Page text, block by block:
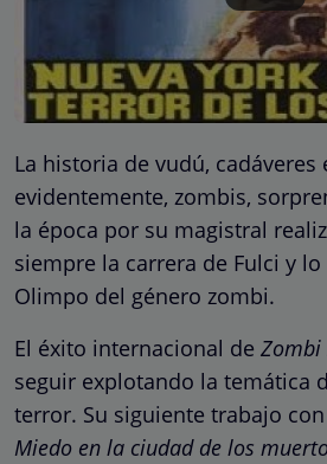
La historia de vudú, cadáveres
evidentemente, zombis,
la época por su magistral
siempre la carrera de Fulci y
Olimpo del género zombi.
El éxito internacional de Zombi
seguir explotando la temática
terror. Su siguiente trabajo
Miedo en la ciudad de los